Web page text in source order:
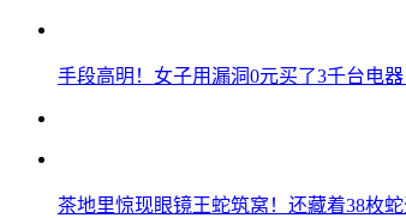
手段高明！女子用漏洞0元买了3千台电
茶地里惊现眼镜王蛇筑窝！还藏着38枚